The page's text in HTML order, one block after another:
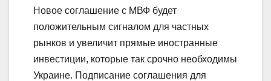
Новое соглашение с МВФ будет
положительным сигналом для частных
рынков и увеличит прямые иностранные
инвестиции, которые так срочно необходимы
Украине. Подписание соглашения для